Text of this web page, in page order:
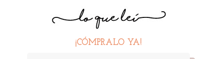
¡CÓMPRALO YA!